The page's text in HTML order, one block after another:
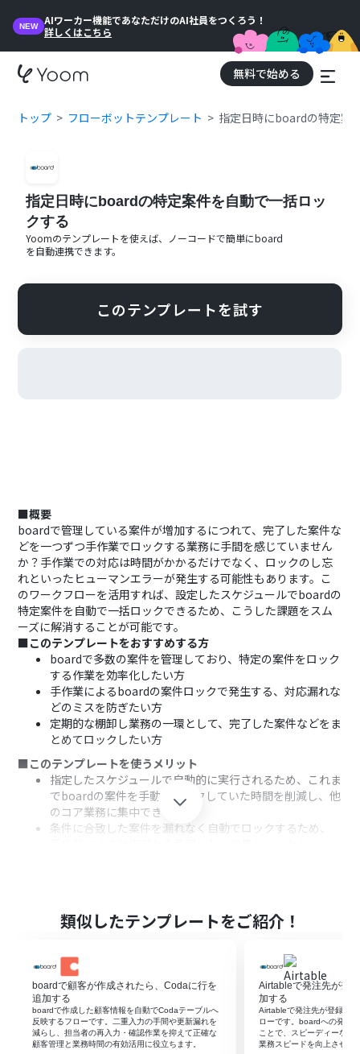
NEW
AIワーカー機能であなただけのAI社員をつくろう！
詳しくはこちら
無料で始める
トップ フローボットテンプレート 指定日時にboardの特定案
指定日時にboardの特定案件を自動で一括ロッ
クする
Yoomのテンプレートを使えば、ノーコードで簡単にboard
を自動連携できます。
このテンプレートを試す
■概要
boardで管理している案件が増加するにつれて、完了した案件な
どを一つずつ手作業でロックする業務に手間を感じていません
か？手作業での対応は時間がかかるだけでなく、ロックのし忘
れといったヒューマンエラーが発生する可能性もあります。こ
のワークフローを活用すれば、設定したスケジュールでboardの
特定案件を自動で一括ロックできるため、こうした課題をスム
ーズに解消することが可能です。
■このテンプレートをおすすめする方
boardで多数の案件を管理しており、特定の案件をロック
する作業を効率化したい方
手作業によるboardの案件ロックで発生する、対応漏れな
どのミスを防ぎたい方
定期的な棚卸し業務の一環として、完了した案件などをま
とめてロックしたい方
■このテンプレートを使うメリット
指定したスケジュールで自動的に実行されるため、これま
でboardの案件を手動でロックしていた時間を削減し、他
のコア業務に集中できます。
条件に合致した案件を漏れなく自動でロックするため、
次に、トリガーでスケジュールトリガーを選択し、「指定
したスケジュールになったら」アクションを設定して、実
オペレーションでboardの「案件詳細を取得」アクション
を設定し、ロック対象としたい案件の情報を取得します。
次に、取得した案件リストに対して「繰り返し処理」を
設定します。
繰り返し処理の中でboardの「案件のロック」アクション
を設定し、各案件を順番にロック処理します。
類似したテンプレートをご紹介！
boardで顧客が作成されたら、Codaに行を
追加する
boardで作成した顧客情報を自動でCodaテーブルへ
反映するフローです。二重入力の手間や更新漏れを
減らし、担当者の再入力・確認作業を抑えて正確な
顧客管理と業務時間の有効活用に役立ちます。
Airtableで発注先が登
加する
Airtableで発注先が登録さ
ローです。boardへの発注
ことで、スピーディーな情
業務スピードを向上させる